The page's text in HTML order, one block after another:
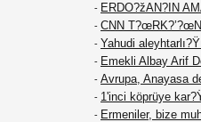
- ERDO?žAN?IN
- CNN
- Yahudi
- Emekli Albay Arif
- Avrupa, Anayasa
- 1'inci köprüye
- Ermeniler, bize